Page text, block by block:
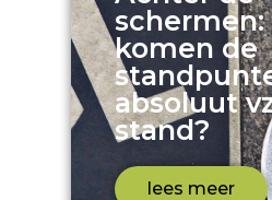
schermen:
komen de
absoluut
stand?
lees meer